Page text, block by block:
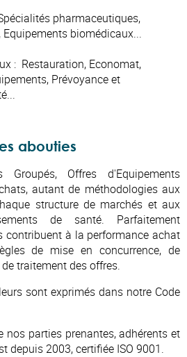
pharmaceutiques,
biomédicaux...
: Restauration, Economat,
Prévoyance et
abouties
Groupés, Offres d'Equipements
autant de méthodologies aux
structure de marchés et aux
de santé. Parfaitement
contribuent à la performance achat
de mise en concurrence, de
traitement des offres.
sont exprimés dans notre Code
nos parties prenantes, adhérents et
depuis 2003, certifiée ISO 9001.